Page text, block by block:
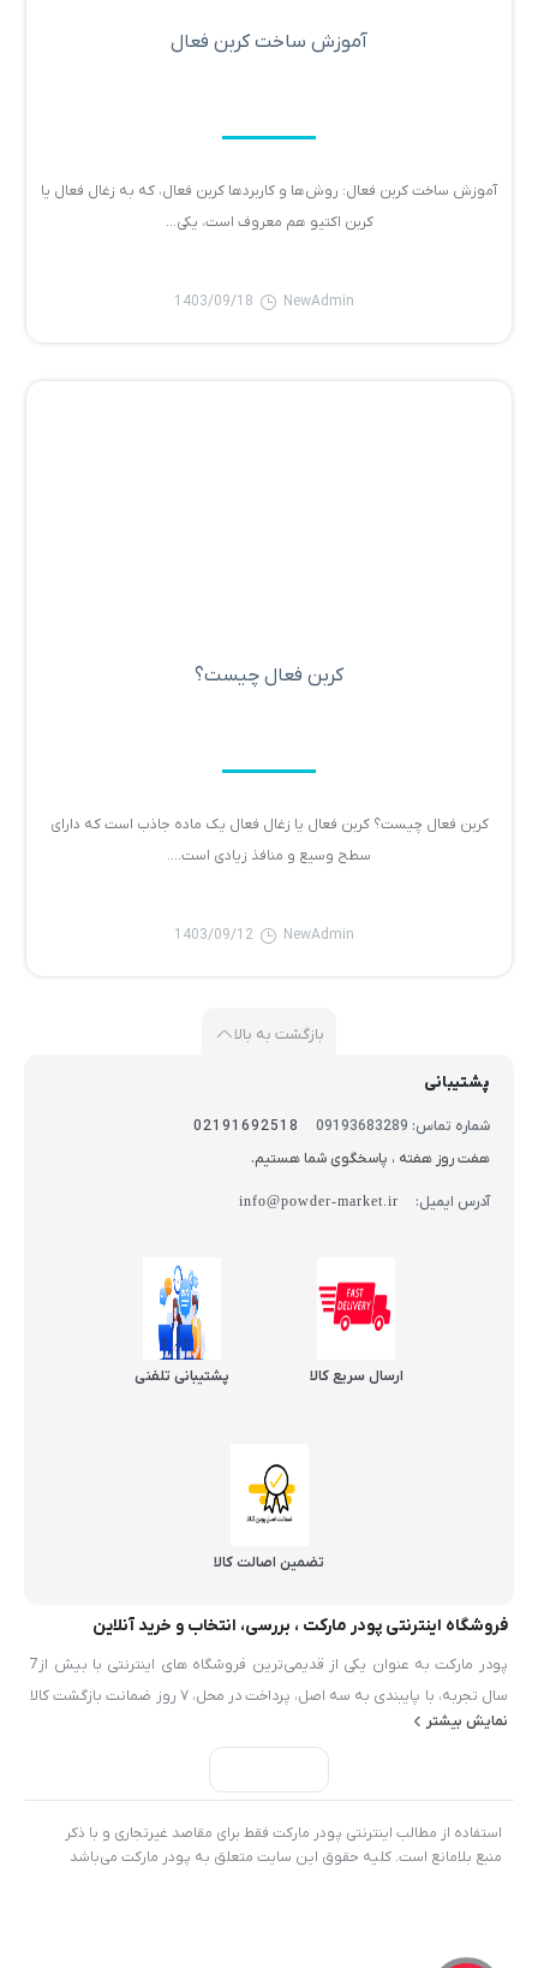
آموزش ساخت کربن فعال
آموزش ساخت کربن فعال: روش‌ها و کاربردها کربن فعال، که به زغال فعال یا
کربن اکتیو هم معروف است، یکی...
NewAdmin
1403/09/18
کربن فعال چیست؟
کربن فعال چیست؟ کربن فعال یا زغال فعال یک ماده جاذب است که دارای
سطح وسیع و منافذ زیادی است....
NewAdmin
1403/09/12
بازگشت به بالا
پشتیبانی
شماره تماس: 09193683289
02191692518
هفت روز هفته ، پاسخگوی شما هستیم.
آدرس ایمیل: info@powder-market.ir
ارسال سریع کالا پشتیبانی تلفنی
تضمین اصالت کالا
فروشگاه اینترنتی پودر مارکت ، بررسی، انتخاب و خرید آنلاین
پودر مارکت به عنوان یکی از قدیمی‌ترین فروشگاه های اینترنتی با بیش از7
سال تجربه، با پایبندی به سه اصل، پرداخت در محل، ۷ روز ضمانت بازگشت کالا
و تضمین اصل‌بودن کالا موفق شده تا همگام با فروشگاه‌های معتبر ايران، به
بزرگ‌ترین فروشگاه اینترنتی ایران تبدیل شود. به محض ورود به سایت پودر
مارکت با دنیایی از محصولات پودر و شيميايي رو به رو می‌شوید! هر آنچه که
نمایش بیشتر
استفاده از مطالب اینترنتی پودر مارکت فقط برای مقاصد غیرتجاری و با ذکر
منبع بلامانع است. کلیه حقوق این سایت متعلق به پودر مارکت می‌باشد